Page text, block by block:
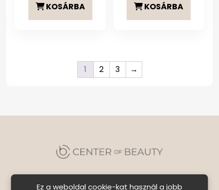
KOSÁRBA KOSÁRBA
1 2 3 →
Ez a weboldal cookie-kat használ a jobb